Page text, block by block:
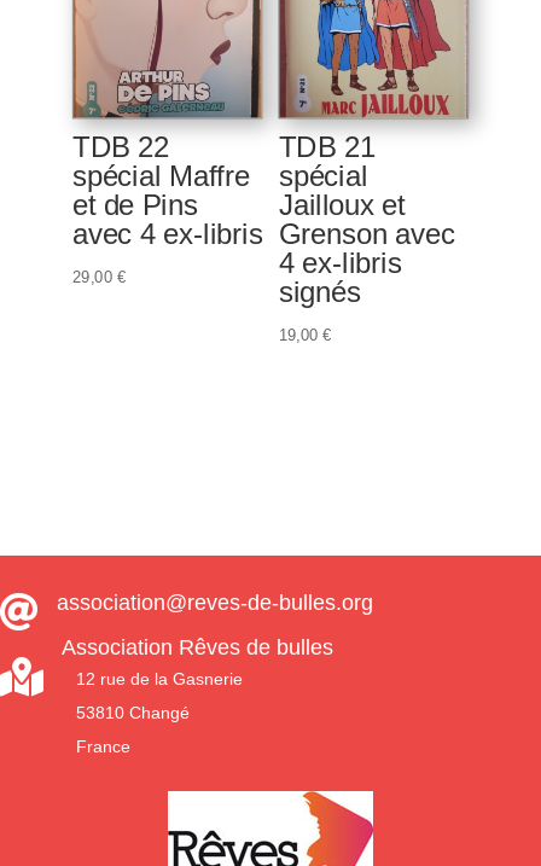
TDB 22
spécial Maffre
et de Pins
avec 4 ex-libris
29,00 €
TDB 21
spécial
Jailloux et
Grenson avec
4 ex-libris
signés
19,00€
 association@reves-de-bulles.org

Association Rêves de bulles
12 rue de la Gasnerie
53810 Changé
France